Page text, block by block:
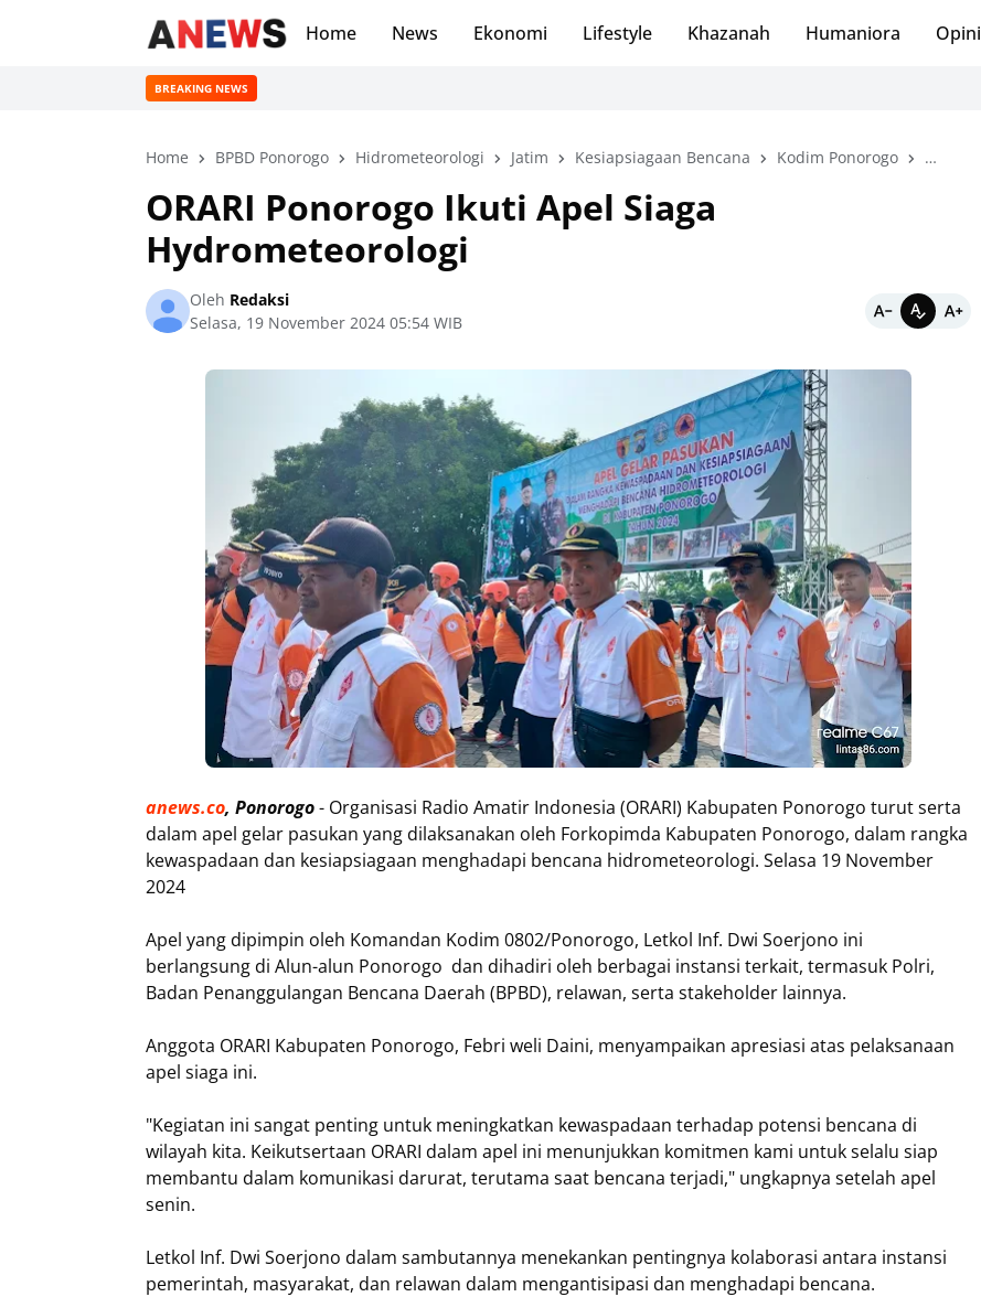
Home News Ekonomi Lifestyle Khazanah Humaniora Opini
BREAKING NEWS
Home BPBD Ponorogo Hidrometeorologi Jatim Kesiapsiagaan Bencana Kodim Ponorogo Nasional
ORARI Ponorogo Ikuti Apel Siaga
Hydrometeorologi
Oleh Redaksi
Selasa, 19 November 2024 05:54 WIB
anews.co, Ponorogo- Organisasi Radio Amatir Indonesia (ORARI) Kabupaten Ponorogo turut serta
dalam apel gelar pasukan yang dilaksanakan oleh Forkopimda Kabupaten Ponorogo, dalam rangka
kewaspadaan dan kesiapsiagaan menghadapi bencana hidrometeorologi. Selasa 19 November
2024
Apel yang dipimpin oleh Komandan Kodim 0802/Ponorogo, Letkol Inf. Dwi Soerjono ini
berlangsung di Alun-alun Ponorogo dan dihadiri oleh berbagai instansi terkait, termasuk Polri,
Badan Penanggulangan Bencana Daerah (BPBD), relawan, serta stakeholder lainnya.
Anggota ORARI Kabupaten Ponorogo, Febri weli Daini, menyampaikan apresiasi atas pelaksanaan
apel siaga ini.
"Kegiatan ini sangat penting untuk meningkatkan kewaspadaan terhadap potensi bencana di
wilayah kita. Keikutsertaan ORARI dalam apel ini menunjukkan komitmen kami untuk selalu siap
membantu dalam komunikasi darurat, terutama saat bencana terjadi," ungkapnya setelah apel
senin.
Letkol Inf. Dwi Soerjono dalam sambutannya menekankan pentingnya kolaborasi antara instansi
pemerintah, masyarakat, dan relawan dalam mengantisipasi dan menghadapi bencana.